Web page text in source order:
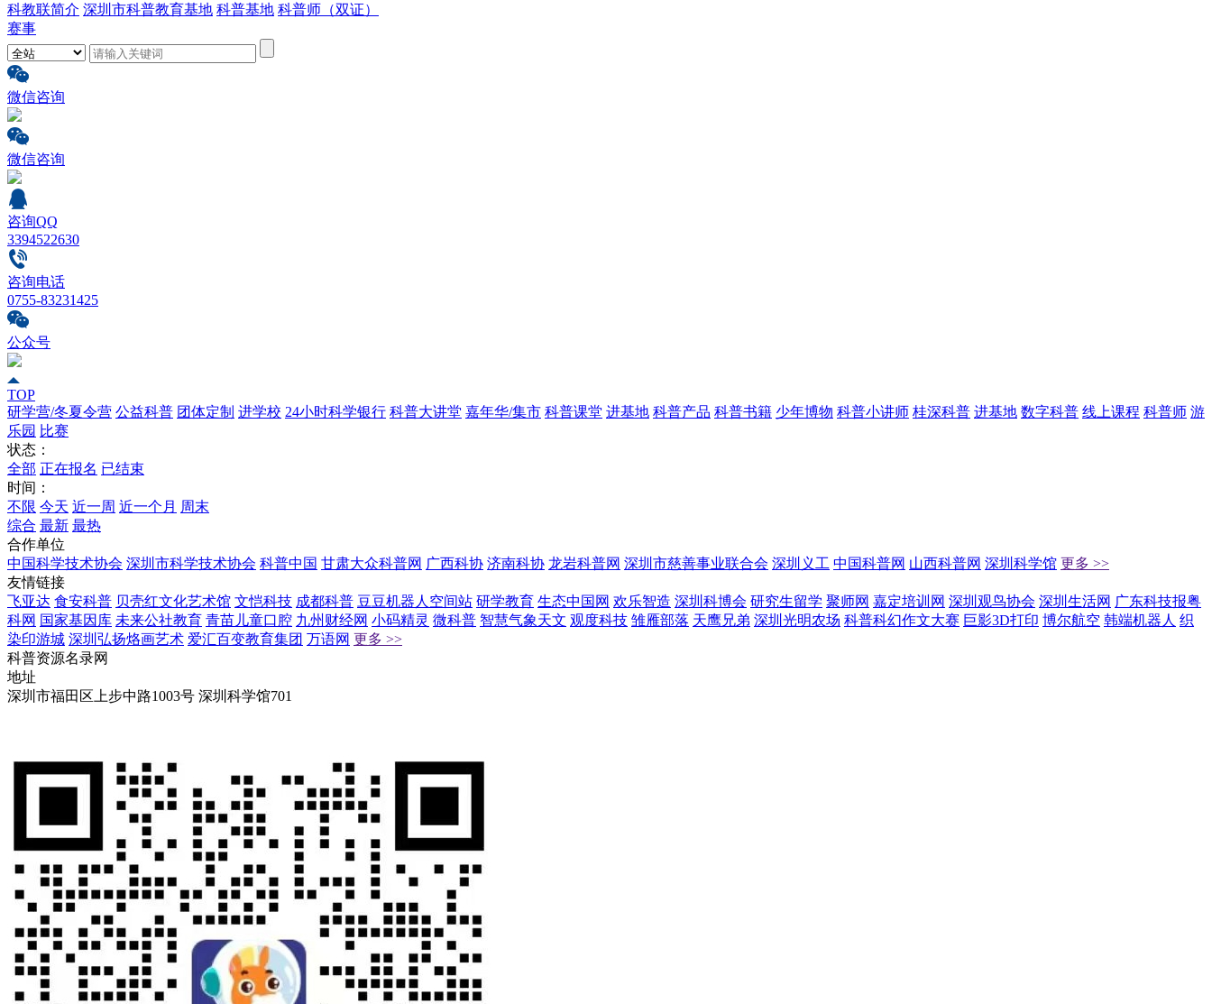
科教联简介 深圳市科普教育基地 科普基地 科普师（双证）
赛事
微信咨询
微信咨询
咨询QQ
3394522630
咨询电话
0755-83231425
公众号
TOP
研学营/冬夏令营 公益科普 团体定制 进学校 24小时科学银行 科普大讲堂 嘉年华/集市 科普课堂 进基地 科普产品 科普书籍 少年博物 科普小讲师 桂深科普 进基地 数字科普 线上课程 科普师 游
乐园 比赛
状态：
全部 正在报名 已结束
时间：
不限 今天 近一周 近一个月 周末
综合 最新 最热
合作单位
中国科学技术协会 深圳市科学技术协会 科普中国 甘肃大众科普网 广西科协 济南科协 龙岩科普网 深圳市慈善事业联合会 深圳义工 中国科普网 山西科普网 深圳科学馆 更多 >>
友情链接
飞亚达 食安科普 贝壳红文化艺术馆 文恺科技 成都科普 豆豆机器人空间站 研学教育 生态中国网 欢乐智造 深圳科博会 研究生留学 聚师网 嘉定培训网 深圳观鸟协会 深圳生活网 广东科技报粤
科网 国家基因库 未来公社教育 青苗儿童口腔 九州财经网 小码精灵 微科普 智慧气象天文 观度科技 雏雁部落 天鹰兄弟 深圳光明农场 科普科幻作文大赛 巨影3D打印 博尔航空 韩端机器人 织
染印游城 深圳弘扬烙画艺术 爱汇百变教育集团 万语网 更多 >>
科普资源名录网
地址
深圳市福田区上步中路1003号 深圳科学馆701